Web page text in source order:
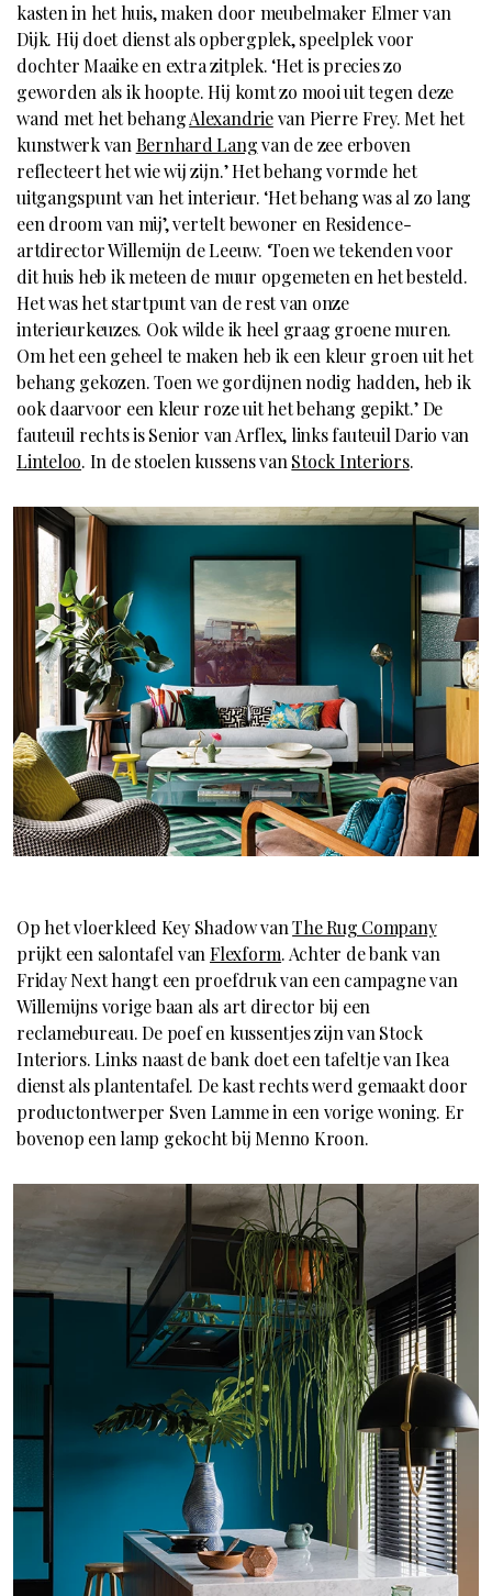
kasten in het huis, maken door meubelmaker Elmer van
Dijk. Hij doet dienst als opbergplek, speelplek voor
dochter Maaike en extra zitplek. ‘Het is precies zo
geworden als ik hoopte. Hij komt zo mooi uit tegen deze
wand met het behangAlexandrievan Pierre Frey. Met het
kunstwerk vanBernhard Langvan de zee erboven
reflecteert het wie wij zijn.’ Het behang vormde het
uitgangspunt van het interieur. ‘Het behang was al zo lang
een droom van mij’, vertelt bewoner en Residence-
artdirector Willemijn de Leeuw. ‘Toen we tekenden voor
dit huis heb ik meteen de muur opgemeten en het besteld.
Het was het startpunt van de rest van onze
interieurkeuzes. Ook wilde ik heel graag groene muren.
Om het een geheel te maken heb ik een kleur groen uit het
behang gekozen. Toen we gordijnen nodig hadden, heb ik
ook daarvoor een kleur roze uit het behang gepikt.’ De
fauteuil rechts is Senior van Arflex, links fauteuil Dario van
Linteloo. In de stoelen kussens vanStock Interiors.
Op het vloerkleed Key Shadow vanThe Rug Company
prijkt een salontafel vanFlexform. Achter de bank van
Friday Next hangt een proefdruk van een campagne van
Willemijns vorige baan als art director bij een
reclamebureau. De poef en kussentjes zijn van Stock
Interiors. Links naast de bank doet een tafeltje van Ikea
dienst als plantentafel. De kast rechts werd gemaakt door
productontwerper Sven Lamme in een vorige woning. Er
bovenop een lamp gekocht bij Menno Kroon.